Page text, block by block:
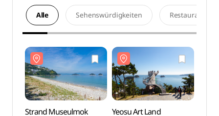
Alle Sehenswürdigkeiten Restaurants
Strand Museulmok
Yeosu Art Land